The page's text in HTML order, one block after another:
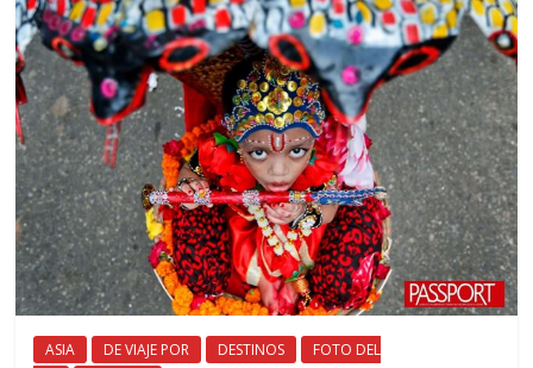
ASIA DE VIAJE POR DESTINOS
FOTO DEL